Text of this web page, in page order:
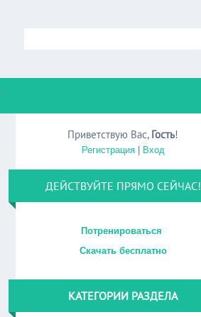
Приветствую Вас, Гость!
Регистрация| Вход
ДЕЙСТВУЙТЕ ПРЯМО СЕЙЧАС!
Потренироваться
Скачать бесплатно
КАТЕГОРИИ РАЗДЕЛА